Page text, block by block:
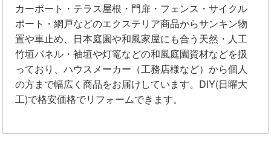
カーポート・テラス屋根・門扉・フェンス・サイクル
ポート・網戸などのエクステリア商品からサンキン物
置や車止め、日本庭園や和風家屋にも合う天然・人工
竹垣パネル・袖垣や灯篭などの和風庭園資材などを扱
っており、ハウスメーカー（工務店様など）から個人
の方まで幅広く商品をお届けしています。DIY(日曜大
工)で格安価格でリフォームできます。